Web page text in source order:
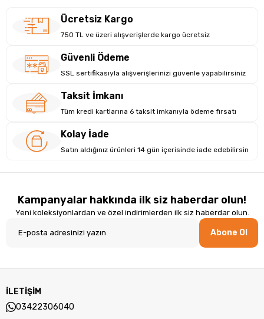
Ücretsiz Kargo
750 TL ve üzeri alışverişlerde kargo ücretsiz
Güvenli Ödeme
SSL sertifikasıyla alışverişlerinizi güvenle yapabilirsiniz
Taksit İmkanı
Tüm kredi kartlarına 6 taksit imkanıyla ödeme fırsatı
Kolay İade
Satın aldığınız ürünleri 14 gün içerisinde iade edebilirsin
Kampanyalar hakkında ilk siz haberdar olun!
Yeni koleksiyonlardan ve özel indirimlerden ilk siz haberdar olun.
Abone Ol
İLETİŞİM
03422306040